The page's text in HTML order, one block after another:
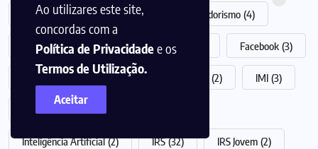
Ao utilizares este site,
concordas com a
Política de Privacidadee os
Termos de Utilização.
Aceitar
Devolução de Propinas (2) Empreendedorismo (4)
Englobamento no IRS (2) Evernote Facebook (3)
Galaxy Z Fold 6 (2) Google Workspace (2) IMI (3)
Imobiliário
Inteligência Artificial (2) IRS (32) IRS Jovem (2)